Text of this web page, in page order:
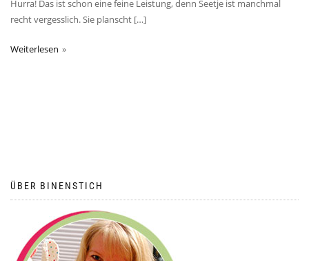
Hurra! Das ist schon eine feine Leistung, denn Seetje ist manchmal
recht vergesslich. Sie planscht […]
Weiterlesen
ÜBER BINENSTICH